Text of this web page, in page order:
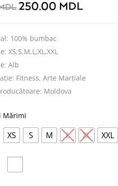
250.00 MDL
100% bumbac
XS,S,M,L,XL,XXL
Alb
Fitness, Arte Marțiale
Moldova
Mărimi
XS S M L XL XXL